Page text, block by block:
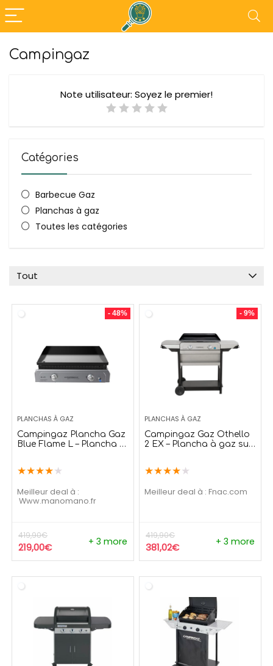
Campingaz
Note utilisateur: Soyez le premier!
Catégories
Barbecue Gaz
Planchas à gaz
Toutes les catégories
Tout
- 48%
PLANCHAS À GAZ
Campingaz Plancha Gaz
Blue Flame L – Plancha à
★★★★★
Meilleur deal à :
www.manomano.fr
419,90€
219,00€ + 3 more
- 9%
PLANCHAS À GAZ
Campingaz Gaz Othello
2 EX – Plancha à gaz sur
★★★★★
Meilleur deal à : fnac.com
419,90€
381,02€ + 3 more